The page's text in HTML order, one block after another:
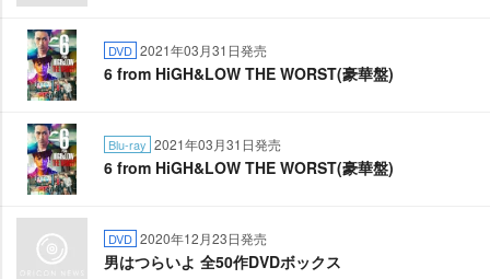
DVD 2021年03月31日発売
6 from HiGH&LOW THE WORST(豪華盤)
Blu-ray 2021年03月31日発売
6 from HiGH&LOW THE WORST(豪華盤)
DVD 2020年12月23日発売
男はつらいよ 全50作DVDボックス